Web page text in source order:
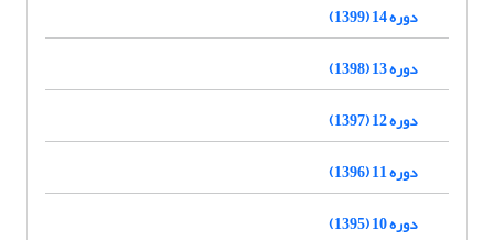
دوره 14 (1399)
دوره 13 (1398)
دوره 12 (1397)
دوره 11 (1396)
دوره 10 (1395)